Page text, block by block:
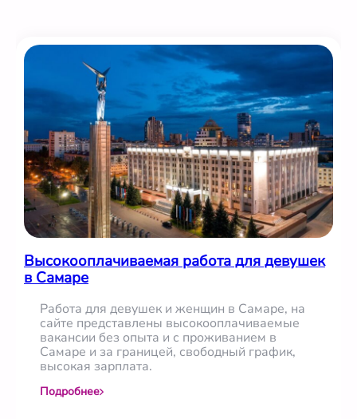
Высокооплачиваемая работа для девушек
в Самаре
Работа для девушек и женщин в Самаре, на
сайте представлены высокооплачиваемые
вакансии без опыта и с проживанием в
Самаре и за границей, свободный график,
высокая зарплата.
Подробнее